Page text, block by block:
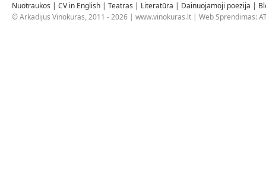
Nuotraukos | CV in English | Teatras | Literatūra | Dainuojamoji poezija |
© Arkadijus Vinokuras, 2011 - 2026 | www.vinokuras.lt | Web Sprendimas: